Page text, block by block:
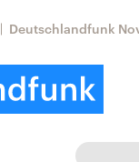
Deutschlandfunk